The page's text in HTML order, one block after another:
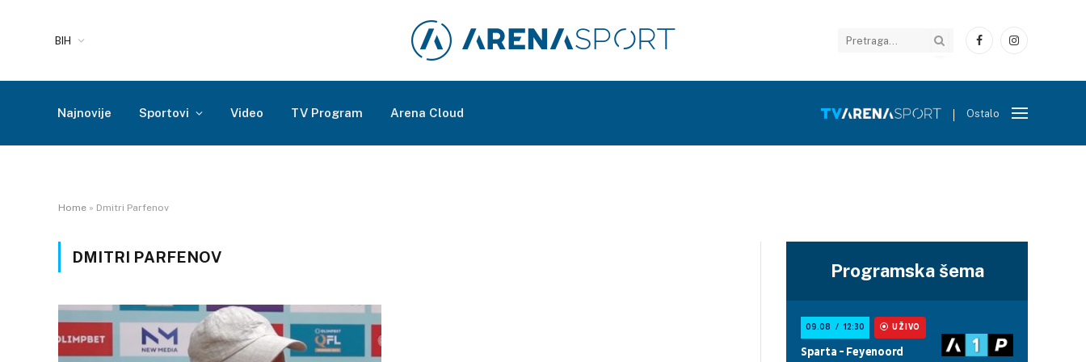
BIH
FacebookInstagram
Najnovije Sportovi Video TV Program Arena Cloud Ostalo
Home » Dmitri Parfenov
DMITRI PARFENOV
Programska šema